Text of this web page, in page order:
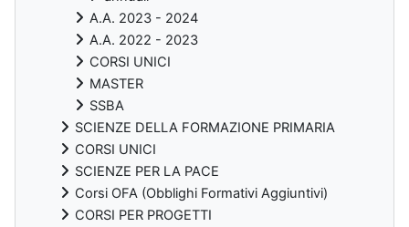
A.A. 2023 - 2024
A.A. 2022 - 2023
CORSI UNICI
MASTER
SSBA
SCIENZE DELLA FORMAZIONE PRIMARIA
CORSI UNICI
SCIENZE PER LA PACE
Corsi OFA (Obblighi Formativi Aggiuntivi)
CORSI PER PROGETTI